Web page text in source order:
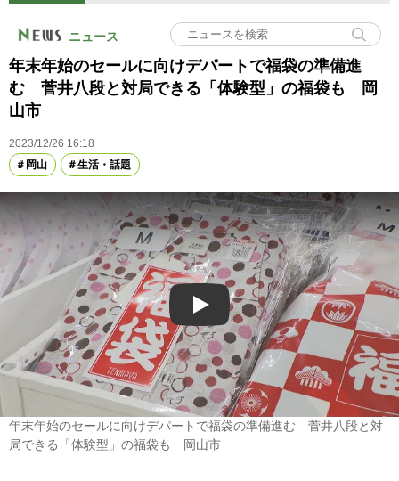
ニュース
年末年始のセールに向けデパートで福袋の準備進
む 菅井八段と対局できる「体験型」の福袋も 岡
山市
2023/12/26 16:18
岡山
生活・話題
Play
年末年始のセールに向けデパートで福袋の準備進む 菅井八段と対
局できる「体験型」の福袋も 岡山市